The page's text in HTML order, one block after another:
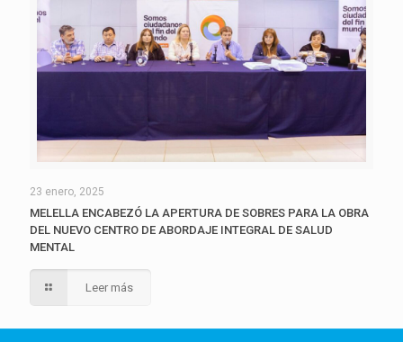
23 enero, 2025
MELELLA ENCABEZÓ LA APERTURA DE SOBRES PARA LA OBRA
DEL NUEVO CENTRO DE ABORDAJE INTEGRAL DE SALUD
MENTAL
Leer más